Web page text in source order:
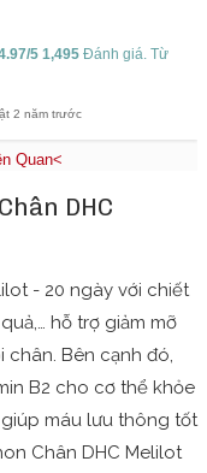
5 1,495 Đánh giá. Từ
2 năm trước
Quan<
DHC
- 20 ngày với chiết
hỗ trợ giảm mỡ
Bên cạnh đó,
B2 cho cơ thể khỏe
máu lưu thông tốt
Chân DHC Melilot